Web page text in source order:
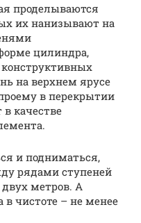
проделываются
их нанизывают на
цилиндра,
на верхнем ярусе
в перекрытии
качестве
и подниматься,
рядами ступеней
метров. А
чистоте – не менее